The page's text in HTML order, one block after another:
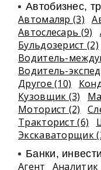
Автобизнес,
Автомаляр (3)
Автослесарь (9)
Бульдозерист (2)
Водитель-
Водитель-
Другое (10)
Кузовщик (3)
Моторист (2)
Тракторист (6)
Экскаваторщик
Банки,
Агент Аналитик